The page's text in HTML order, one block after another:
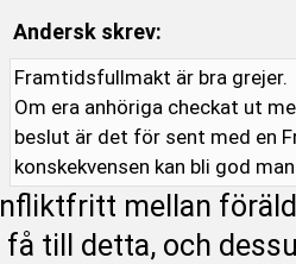
Andersk skrev:
Framtidsfullmakt är bra grejer.
Om era anhöriga checkat ut
beslut är det för sent med en
konskekvensen kan bli god
mellan
till detta, och